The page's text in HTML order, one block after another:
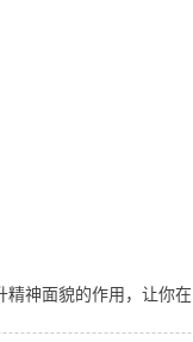
精神面貌的作用，让你在